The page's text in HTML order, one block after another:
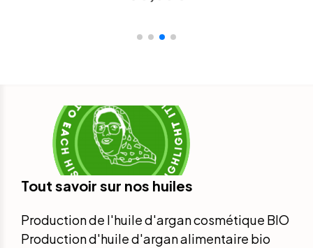
Tout savoir sur nos huiles
Production de l'huile d'argan cosmétique BIO
Production d'huile d'argan alimentaire bio